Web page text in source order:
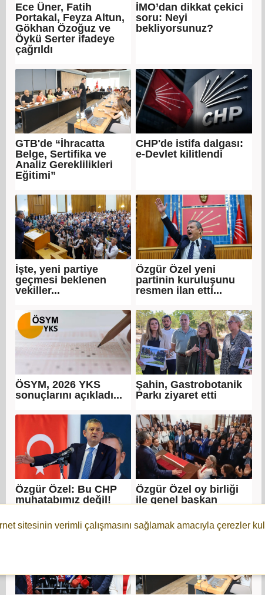
Ece Üner, Fatih
Portakal, Feyza Altun,
Gökhan Özoğuz ve
Öykü Serter ifadeye
çağrıldı
İMO’dan dikkat çekici
soru: Neyi
bekliyorsunuz?
GTB'de “İhracatta
Belge, Sertifika ve
Analiz Gereklilikleri
Eğitimi”
CHP'de istifa dalgası:
e-Devlet kilitlendi
İşte, yeni partiye
geçmesi beklenen
vekiller...
Özgür Özel yeni
partinin kuruluşunu
resmen ilan etti...
ÖSYM, 2026 YKS
sonuçlarını açıkladı...
Şahin, Gastrobotanik
Parkı ziyaret etti
Özgür Özel: Bu CHP
muhatabımız değil!
Özgür Özel oy birliği
ile genel başkan
sitesinin verimli çalışmasını sağlamak amacıyla çerezler